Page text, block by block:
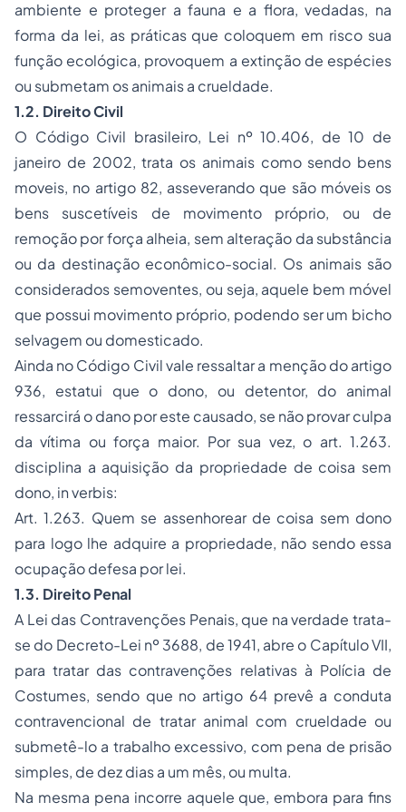
ambiente e proteger a fauna e a flora, vedadas, na
forma da lei, as práticas que coloquem em risco sua
função ecológica, provoquem a extinção de espécies
ou submetam os animais a crueldade.
1.2. Direito Civil
O Código Civil brasileiro, Lei nº 10.406, de 10 de
janeiro de 2002, trata os animais como sendo bens
moveis, no artigo 82, asseverando que são móveis os
bens suscetíveis de movimento próprio, ou de
remoção por força alheia, sem alteração da substância
ou da destinação econômico-social. Os animais são
considerados semoventes, ou seja, aquele bem móvel
que possui movimento próprio, podendo ser um bicho
selvagem ou domesticado.
Ainda no Código Civil vale ressaltar a menção do artigo
936, estatui que o dono, ou detentor, do animal
ressarcirá o dano por este causado, se não provar culpa
da vítima ou força maior. Por sua vez, o art. 1.263.
disciplina a aquisição da propriedade de coisa sem
dono, in verbis:
Art. 1.263. Quem se assenhorear de coisa sem dono
para logo lhe adquire a propriedade, não sendo essa
ocupação defesa por lei.
1.3. Direito Penal
A Lei das Contravenções Penais, que na verdade trata-
se do Decreto-Lei nº 3688, de 1941, abre o Capítulo VII,
para tratar das contravenções relativas à Polícia de
Costumes, sendo que no artigo 64 prevê a conduta
contravencional de tratar animal com crueldade ou
submetê-lo a trabalho excessivo, com pena de prisão
simples, de dez dias a um mês, ou multa.
Na mesma pena incorre aquele que, embora para fins